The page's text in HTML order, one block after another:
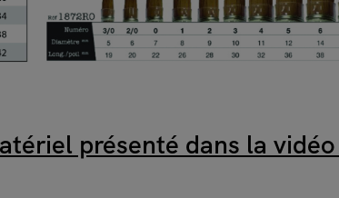
présenté dans la